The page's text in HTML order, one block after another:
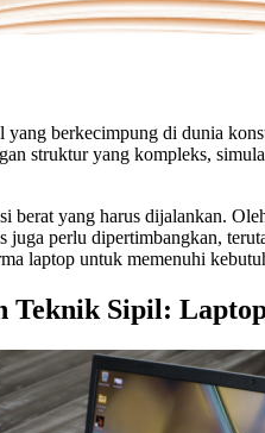
berkecimpung di dunia
struktur yang kompleks,
yang harus dijalankan.
perlu dipertimbangkan,
laptop untuk memenuhi
Teknik Sipil: